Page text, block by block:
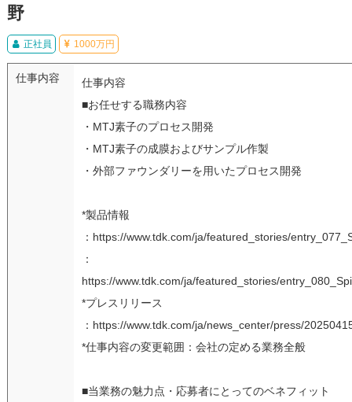
野
正社員 1000万円
仕事内容
仕事内容
■お任せする職務内容
・MTJ素子のプロセス開発
・MTJ素子の成膜およびサンプル作製
・外部ファウンダリーを用いたプロセス開発
*製品情報
：https://www.tdk.com/ja/featured_stories/
：
https://www.tdk.com/ja/featured_stories/
*プレスリリース
：https://www.tdk.com/ja/news_center/press/
*仕事内容の変更範囲：会社の定める業務全般
■当業務の魅力点・応募者にとってのベネフィット